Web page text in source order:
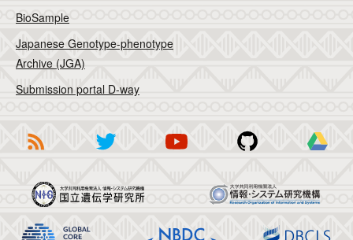
BioSample
Japanese Genotype-phenotype
Archive (JGA)
Submission portal D-way